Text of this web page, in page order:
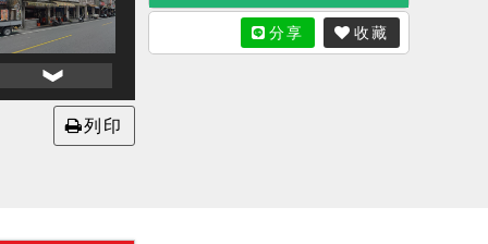
列印
分享 收藏